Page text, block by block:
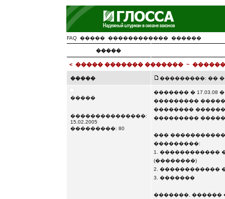
FAQ ����� ������������ ������
�����
< ����� ������� �������~
����� ���������: �� ���
�����
���������������:
15.02.2005
���������: 80
������� �
���������
��������
���������
���
���������:
1. ������������
(��������)
2. ������������
3. �������
�������, ������